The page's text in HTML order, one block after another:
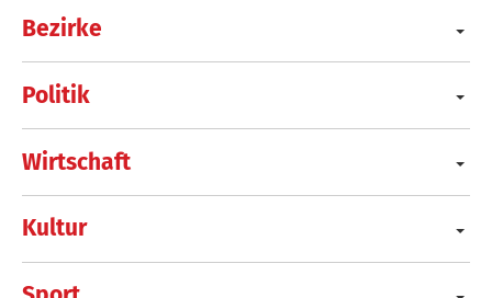
Bezirke
Politik
Wirtschaft
Kultur